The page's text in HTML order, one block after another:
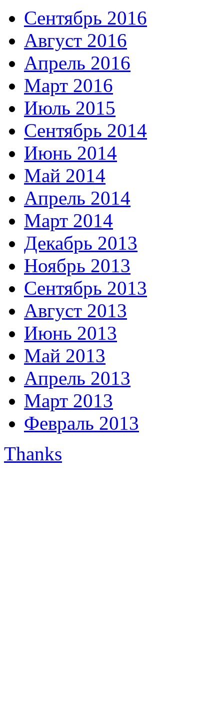
Сентябрь 2016
Август 2016
Апрель 2016
Март 2016
Июль 2015
Сентябрь 2014
Июнь 2014
Май 2014
Апрель 2014
Март 2014
Декабрь 2013
Ноябрь 2013
Сентябрь 2013
Август 2013
Июнь 2013
Май 2013
Апрель 2013
Март 2013
Февраль 2013
Thanks